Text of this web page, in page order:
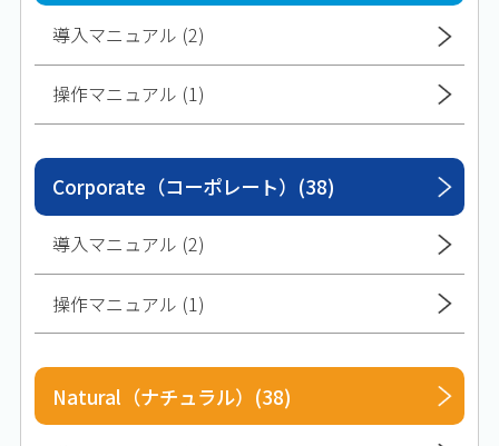
導入マニュアル (2)
操作マニュアル (1)
Corporate（コーポレート）(38)
導入マニュアル (2)
操作マニュアル (1)
Natural（ナチュラル）(38)